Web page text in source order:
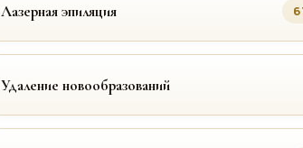
Лазерная эпиляция
Удаление новообразований